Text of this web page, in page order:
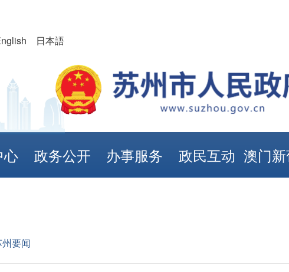
日本語
心 政务公开 办事服务 政民互动 澳门
要闻